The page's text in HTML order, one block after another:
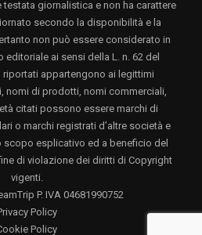
giornalistica e non ha carattere
secondo la disponibilità e la
non può essere considerato in
ai sensi della L. n. 62 del
riportati appartengono ai legittimi
nomi di prodotti, nomi commerciali,
citati possono essere marchi di
o marchi registrati d’altre società e
esplicativo ed a beneficio del
di violazione dei diritti di Copyright
vigenti.
P. IVA 04681990752
Policy
Policy